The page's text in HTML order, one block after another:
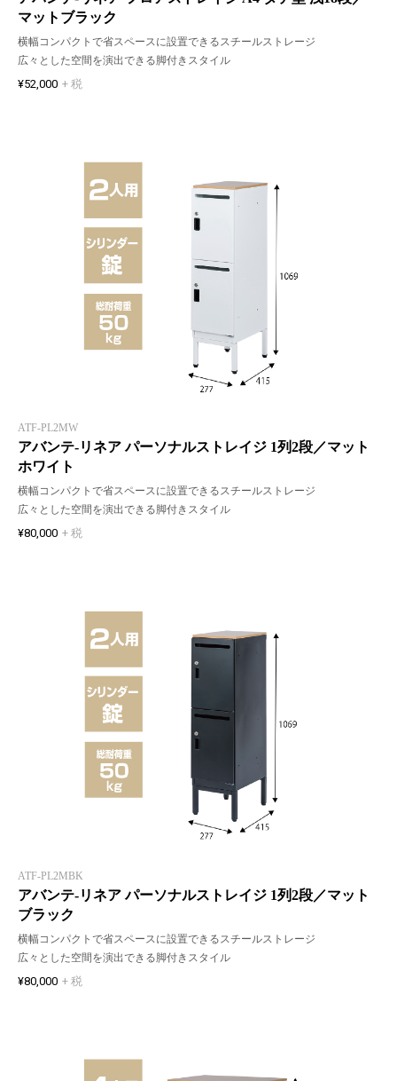
マットブラック
横幅コンパクトで省スペースに設置できるスチールストレージ
広々とした空間を演出できる脚付きスタイル
¥52,000 + 税
ATF-PL2MW
アバンテ-リネア パーソナルストレイジ 1列2段／マット
ホワイト
横幅コンパクトで省スペースに設置できるスチールストレージ
広々とした空間を演出できる脚付きスタイル
¥80,000 + 税
ATF-PL2MBK
アバンテ-リネア パーソナルストレイジ 1列2段／マット
ブラック
横幅コンパクトで省スペースに設置できるスチールストレージ
広々とした空間を演出できる脚付きスタイル
¥80,000 + 税